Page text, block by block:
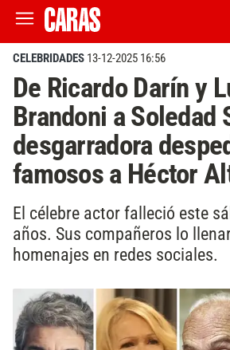
CELEBRIDADES 13-12-2025 16:56
De Ricardo Darín y
Brandoni a Soledad
desgarradora
famosos a Héctor
El célebre actor falleció este
años. Sus compañeros lo
homenajes en redes sociales.